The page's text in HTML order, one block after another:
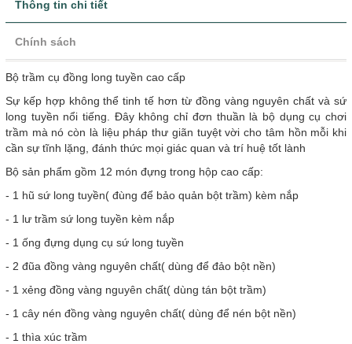
Thông tin chi tiết
Chính sách
Bộ trầm cụ đồng long tuyền cao cấp
Sự kếp hợp không thể tinh tế hơn từ đồng vàng nguyên chất và sứ
long tuyền nổi tiếng. Đây không chỉ đơn thuần là bộ dụng cụ chơi
trầm mà nó còn là liệu pháp thư giãn tuyệt vời cho tâm hồn mỗi khi
cần sự tĩnh lặng, đánh thức mọi giác quan và trí huệ tốt lành
Bộ sản phẩm gồm 12 món đựng trong hộp cao cấp:
- 1 hũ sứ long tuyền( đùng để bảo quản bột trầm) kèm nắp
- 1 lư trầm sứ long tuyền kèm nắp
- 1 ống đựng dụng cụ sứ long tuyền
- 2 đũa đồng vàng nguyên chất( dùng để đảo bột nền)
- 1 xẻng đồng vàng nguyên chất( dùng tán bột trầm)
- 1 cây nén đồng vàng nguyên chất( dùng để nén bột nền)
- 1 thìa xúc trầm